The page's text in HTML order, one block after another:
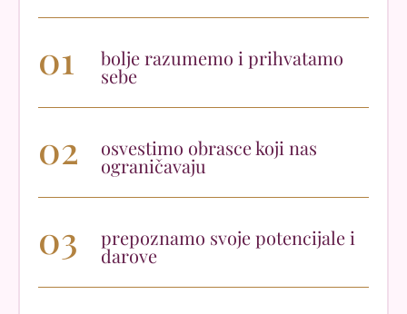
01 bolje razumemo i prihvatamo
sebe
02 osvestimo obrasce koji nas
ograničavaju
03 prepoznamo svoje potencijale i
darove